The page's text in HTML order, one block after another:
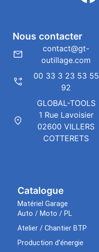
Catalogue
Matériel Garage
Auto / Moto / PL
Atelier / Chantier BTP
Production d’énergie
Nous contacter
contact@gt-
outillage.com
00 33 3 23 53 55
92
GLOBAL-TOOLS
1 Rue Lavoisier
02600 VILLERS
COTTERETS